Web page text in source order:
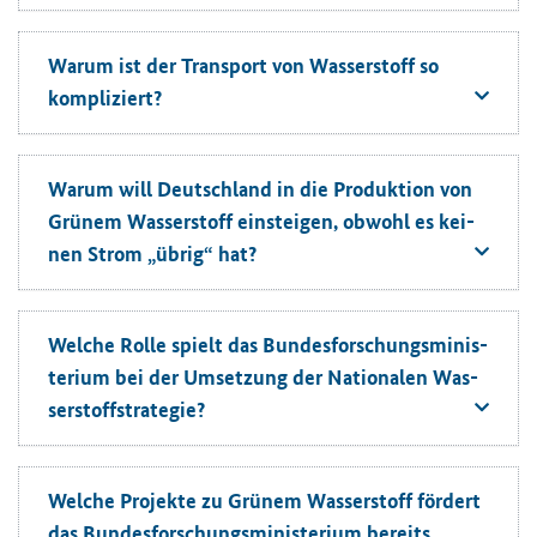
Warum ist der Trans­port von Was­ser­stoff so
kom­pli­ziert?
Warum will Deutsch­land in die Pro­duk­ti­on von
Grü­nem Was­ser­stoff ein­stei­gen, ob­wohl es kei­
nen Strom „übrig“ hat?
Wel­che Rolle spielt das Bun­des­for­schungs­mi­nis­
te­ri­um bei der Um­set­zung der Na­tio­na­len Was­
ser­stoff­stra­te­gie?
Wel­che Pro­jek­te zu Grü­nem Was­ser­stoff för­dert